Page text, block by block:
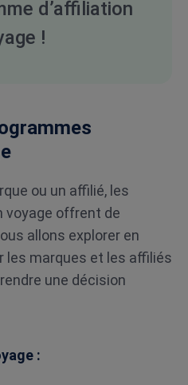
d’affiliation
!
ou un affilié, les
voyage offrent de
allons explorer en
les marques et les affiliés
une décision
: